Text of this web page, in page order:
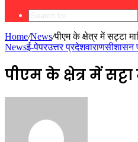
Home/News/पीएम के क्षेत्र में सट्टा
Newsई-पेपरउत्तर प्रदेशवाराणसीशासन
पीएम के क्षेत्र में